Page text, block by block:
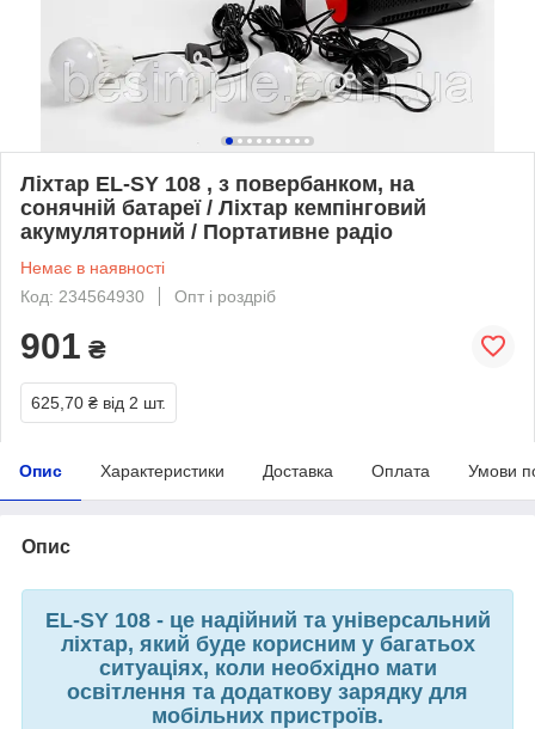
Ліхтар EL-SY 108 , з повербанком, на
сонячній батареї / Ліхтар кемпінговий
акумуляторний / Портативне радіо
Немає в наявності
Код: 234564930
Опт і роздріб
901 ₴
625,70 ₴ від 2 шт.
Опис Характеристики Доставка Оплата Умови
Опис
EL-SY 108 - це надійний та універсальний
ліхтар, який буде корисним у багатьох
ситуаціях, коли необхідно мати
освітлення та додаткову зарядку для
мобільних пристроїв.